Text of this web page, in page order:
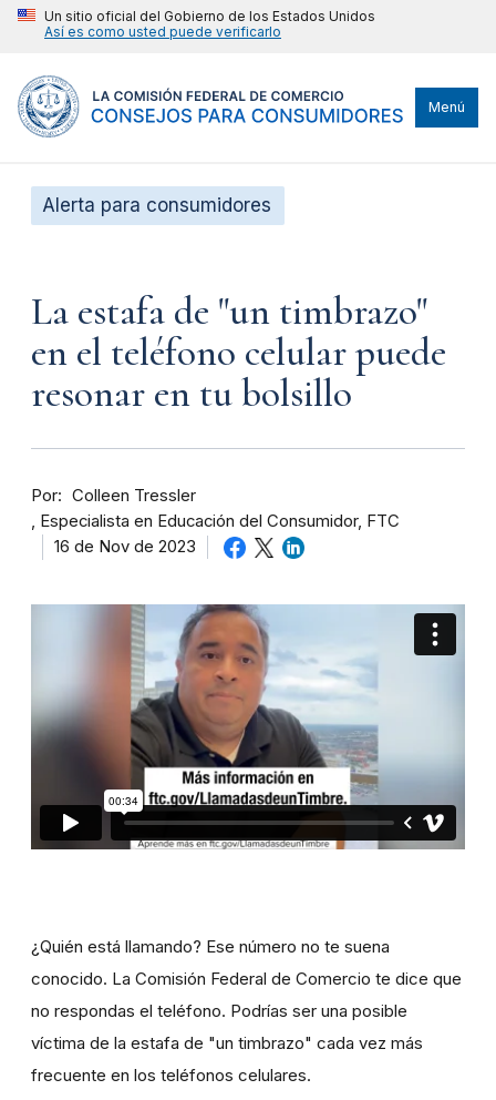
Un sitio oficial del Gobierno de los Estados Unidos
Así es como usted puede verificarlo
Menú
Alerta para consumidores
La estafa de "un timbrazo"
en el teléfono celular puede
resonar en tu bolsillo
Por
Colleen Tressler
Especialista en Educación del Consumidor, FTC
16 de Nov de 2023
¿Quién está llamando? Ese número no te suena
conocido. La Comisión Federal de Comercio te dice que
no respondas el teléfono. Podrías ser una posible
víctima de la estafa de "un timbrazo" cada vez más
frecuente en los teléfonos celulares.